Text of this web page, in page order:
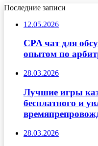
Последние записи
12.05.2026
CPA чат для
опытом по
28.03.2026
Лучшие игры
бесплатного и
28.03.2026